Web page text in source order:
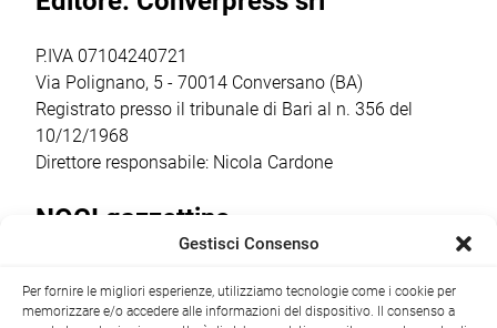
cantina […]
ricorrenza ha […]
P.IVA 07104240721
Via Polignano, 5 - 70014 Conversano (BA)
Registrato presso il tribunale di Bari al n. 356 del
10/12/1968
Direttore responsabile: Nicola Cardone
NOCI gazzettino
+39 080 4979274|info@nocigazzettino.it Contatti|
Gestisci Consenso
Per fornire le migliori esperienze, utilizziamo tecnologie come i cookie per
memorizzare e/o accedere alle informazioni del dispositivo. Il consenso a